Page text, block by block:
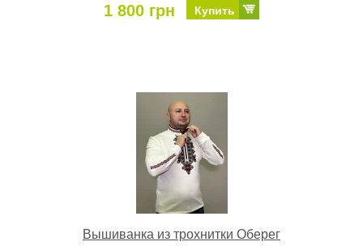
1 800 грн Купить
Вышиванка из трохнитки Оберег